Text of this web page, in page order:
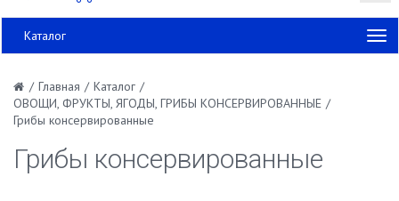
Каталог
/ Главная / Каталог /
ОВОЩИ, ФРУКТЫ, ЯГОДЫ, ГРИБЫ КОНСЕРВИРОВАННЫЕ /
Грибы консервированные
Грибы консервированные